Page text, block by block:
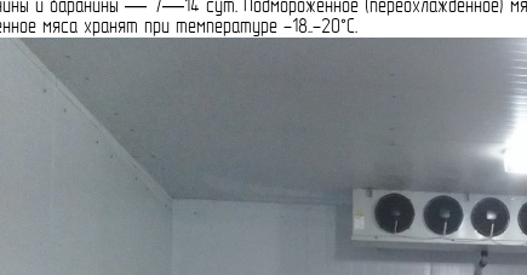
и баранины — 7—14 сут. Подмороженное (переохлажденное)
мяса хранят при температуре -18..-20°С.